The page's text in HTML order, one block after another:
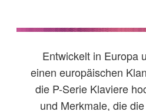
Entwickelt in Europa
einen europäischen
die P-Serie Klaviere
und Merkmale, die